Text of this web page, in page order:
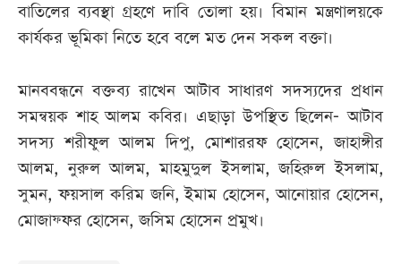
বাতিলের ব্যবস্থা গ্রহণে দাবি তোলা হয়। বিমান মন্ত্রণালয়কে
কার্যকর ভূমিকা নিতে হবে বলে মত দেন সকল বক্তা।
মানববন্ধনে বক্তব্য রাখেন আটাব সাধারণ সদস্যদের প্রধান
সমন্বয়ক শাহ আলম কবির। এছাড়া উপস্থিত ছিলেন- আটাব
সদস্য শরীফুল আলম দিপু, মোশাররফ হোসেন, জাহাঙ্গীর
আলম, নুরুল আলম, মাহমুদুল ইসলাম, জহিরুল ইসলাম,
সুমন, ফয়সাল করিম জনি, ইমাম হোসেন, আনোয়ার হোসেন,
মোজাফ্ফর হোসেন, জসিম হোসেন প্রমুখ।